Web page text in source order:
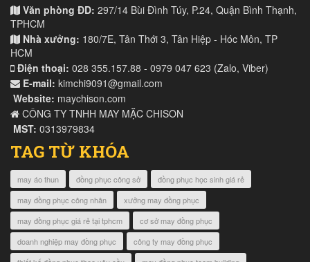
Văn phòng ĐD: 297/14 Bùi Đình Túy, P.24, Quận Bình Thạnh,
TPHCM
Nhà xưởng: 180/7E, Tân Thới 3, Tân Hiệp - Hóc Môn, TP
HCM
Điện thoại: 028 355.157.88 - 0979 047 623 (Zalo, Viber)
E-mail: kimchi9091@gmail.com
Website: maychison.com
CÔNG TY TNHH MAY MẶC CHISON
MST: 0313979834
TAG TỪ KHÓA
may áo thun đồng phục công sở
đồng phục học sinh giá rẻ
may đồng phục công nhân
xưởng may đồng phục
may đồng phục giá rẻ tại tphcm
cơ sở may đồng phục
doanh nghiệp may đồng phục
công ty may đồng phục